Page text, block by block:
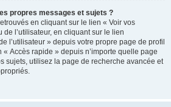
propres messages et sujets ?
en cliquant sur le lien « Voir vos
l’utilisateur, en cliquant sur le lien
l’utilisateur » depuis votre propre page de profil
Accès rapide » depuis n’importe quelle page
sujets, utilisez la page de recherche avancée et